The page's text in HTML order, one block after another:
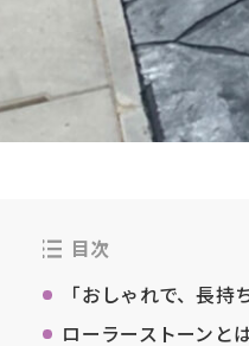
目次
「おしゃれで、長
ローラーストーンと